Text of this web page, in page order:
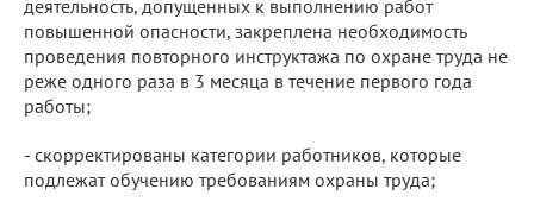
деятельность, допущенных к выполнению работ
повышенной опасности, закреплена необходимость
проведения повторного инструктажа по охране труда не
реже одного раза в 3 месяца в течение первого года
работы;
- скорректированы категории работников, которые
подлежат обучению требованиям охраны труда;